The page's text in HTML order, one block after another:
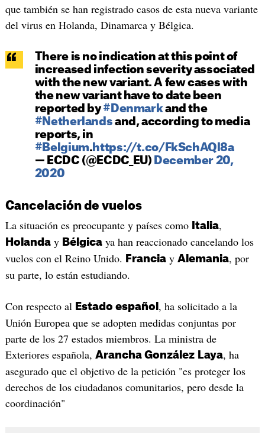
que también se han registrado casos de esta nueva variante
del virus en Holanda, Dinamarca y Bélgica.
There is no indication at this point of
increased infection severity associated
with the new variant. A few cases with
the new variant have to date been
reported by#Denmarkand the
#Netherlands and, according to media
reports, in
#Belgium. https://t.co/FkSchAQl8a
— ECDC (@ECDC_EU) December 20,
2020
Cancelación de vuelos
La situación es preocupante y países como Italia,
Holanday Bélgicaya han reaccionado cancelando los
vuelos con el Reino Unido.
Franciay Alemania, por
su parte, lo están estudiando.
Con respecto al Estado español , ha solicitado a la
Unión Europea que se adopten medidas conjuntas por
parte de los 27 estados miembros. La ministra de
Exteriores española, Arancha González Laya, ha
asegurado que el objetivo de la petición "es proteger los
derechos de los ciudadanos comunitarios, pero desde la
coordinación"